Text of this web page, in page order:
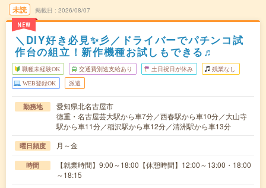
未読
NEW
掲載日 2026/08/07
＼DIY好き必見✨彡／ドライバーでパチンコ試
作台の組立！新作機種お試しもできる♬
職種未経験OK 交通費別途支給あり 土日祝日が休み 残業なし
WEB登録OK 派遣
勤務地
愛知県北名古屋市
徳重・名古屋芸大駅から車7分／西春駅から車10分／大山寺
駅から車11分／稲沢駅から車12分／清洲駅から車13分
曜日頻度 月～金
時間
【就業時間】9:00～18:00【休憩時間】12:00～13:00・18:00
～18:15